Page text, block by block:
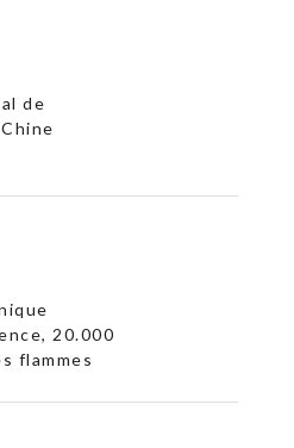
de
20.000
flammes